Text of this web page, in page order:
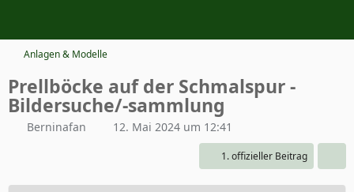
Anlagen & Modelle
Prellböcke auf der Schmalspur -
Bildersuche/-sammlung
Berninafan 12. Mai 2024 um 12:41
1. offizieller Beitrag